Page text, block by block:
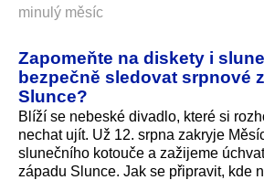
minulý měsíc
Zapomeňte na diskety i
bezpečně sledovat srpnové
Slunce?
Blíží se nebeské divadlo, které si
nechat ujít. Už 12. srpna zakryje
slunečního kotouče a zažijeme
západu Slunce. Jak se připravit, kde